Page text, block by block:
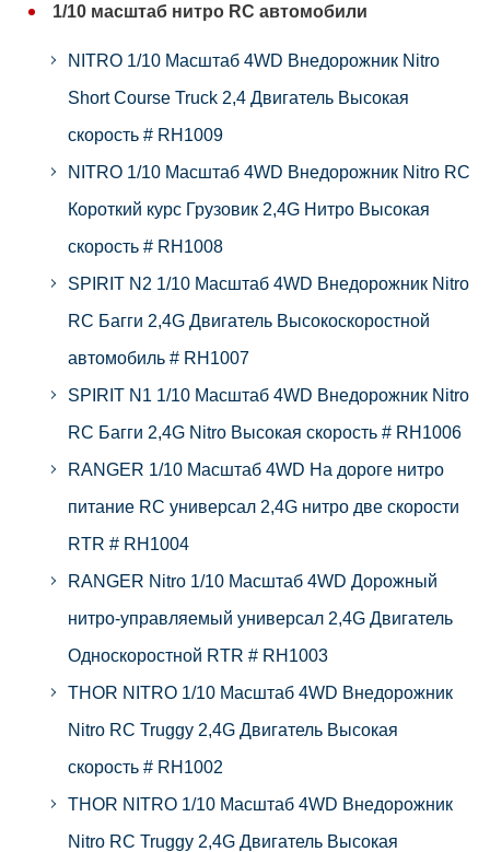
1/10 масштаб нитро RC автомобили
NITRO 1/10 Масштаб 4WD Внедорожник Nitro
Short Course Truck 2,4 Двигатель Высокая
скорость # RH1009
NITRO 1/10 Масштаб 4WD Внедорожник Nitro RC
Короткий курс Грузовик 2,4G Нитро Высокая
скорость # RH1008
SPIRIT N2 1/10 Масштаб 4WD Внедорожник Nitro
RC Багги 2,4G Двигатель Высокоскоростной
автомобиль # RH1007
SPIRIT N1 1/10 Масштаб 4WD Внедорожник Nitro
RC Багги 2,4G Nitro Высокая скорость # RH1006
RANGER 1/10 Масштаб 4WD На дороге нитро
питание RC универсал 2,4G нитро две скорости
RTR # RH1004
RANGER Nitro 1/10 Масштаб 4WD Дорожный
нитро-управляемый универсал 2,4G Двигатель
Односкоростной RTR # RH1003
THOR NITRO 1/10 Масштаб 4WD Внедорожник
Nitro RC Truggy 2,4G Двигатель Высокая
скорость # RH1002
THOR NITRO 1/10 Масштаб 4WD Внедорожник
Nitro RC Truggy 2,4G Двигатель Высокая